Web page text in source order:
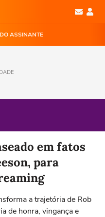
ASSINANTE
em fatos
para
a trajetória de Rob
de honra, vingança e